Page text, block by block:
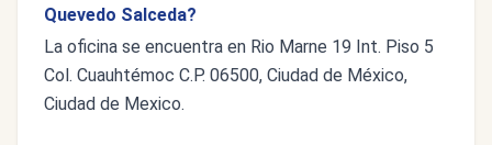
Quevedo Salceda?
La oficina se encuentra en Rio Marne 19 Int. Piso 5
Col. Cuauhtémoc C.P. 06500, Ciudad de México,
Ciudad de Mexico.